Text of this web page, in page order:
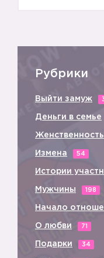
Рубрики
Выйти замуж
Деньги в семье
Женственность
Измена 54
Истории
Мужчины 198
Начало
О любви 71
Подарки 34